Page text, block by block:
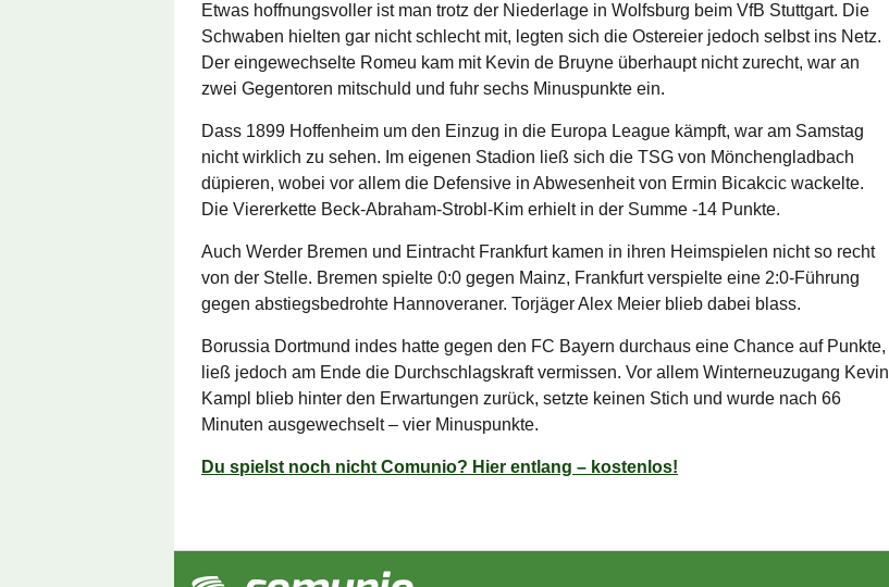
Etwas hoffnungsvoller ist man trotz der Niederlage in Wolfsburg beim VfB Stuttgart. Die
Schwaben hielten gar nicht schlecht mit, legten sich die Ostereier jedoch selbst ins Netz.
Der eingewechselte Romeu kam mit Kevin de Bruyne überhaupt nicht zurecht, war an
zwei Gegentoren mitschuld und fuhr sechs Minuspunkte ein.
Dass 1899 Hoffenheim um den Einzug in die Europa League kämpft, war am Samstag
nicht wirklich zu sehen. Im eigenen Stadion ließ sich die TSG von Mönchengladbach
düpieren, wobei vor allem die Defensive in Abwesenheit von Ermin Bicakcic wackelte.
Die Viererkette Beck-Abraham-Strobl-Kim erhielt in der Summe -14 Punkte.
Auch Werder Bremen und Eintracht Frankfurt kamen in ihren Heimspielen nicht so recht
von der Stelle. Bremen spielte 0:0 gegen Mainz, Frankfurt verspielte eine 2:0-Führung
gegen abstiegsbedrohte Hannoveraner. Torjäger Alex Meier blieb dabei blass.
Borussia Dortmund indes hatte gegen den FC Bayern durchaus eine Chance auf Punkte,
ließ jedoch am Ende die Durchschlagskraft vermissen. Vor allem Winterneuzugang Kevin
Kampl blieb hinter den Erwartungen zurück, setzte keinen Stich und wurde nach 66
Minuten ausgewechselt – vier Minuspunkte.
Du spielst noch nicht Comunio? Hier entlang – kostenlos!